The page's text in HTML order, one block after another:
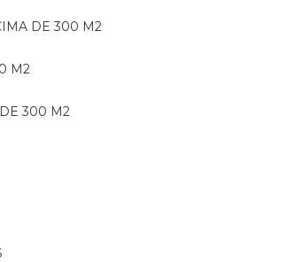
DE 300 M2
M2
DE 300 M2